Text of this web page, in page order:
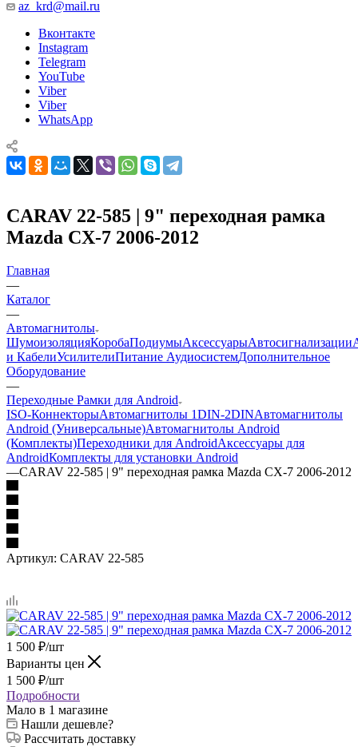
az_krd@mail.ru
Вконтакте
Instagram
Telegram
YouTube
Viber
Viber
WhatsApp
CARAV 22-585 | 9" переходная рамка
Mazda CX-7 2006-2012
Главная
—
Каталог
—
Автомагнитолы
ШумоизоляцияКоробаПодиумыАксессуарыАвтосигнализации
и КабелиУсилителиПитание АудиосистемДополнительное
Оборудование
—
Переходные Рамки для Android
ISO-КоннекторыАвтомагнитолы 1DIN-2DINАвтомагнитолы
Android (Универсальные)Автомагнитолы Android
(Комплекты)Переходники для AndroidАксессуары для
AndroidКомплекты для установки Android
—CARAV 22-585 | 9" переходная рамка Mazda CX-7 2006-2012
Артикул: CARAV 22-585
1 500 ₽/шт
Варианты цен
1 500 ₽/шт
Подробности
Мало в 1 магазине
Нашли дешевле?
Рассчитать доставку